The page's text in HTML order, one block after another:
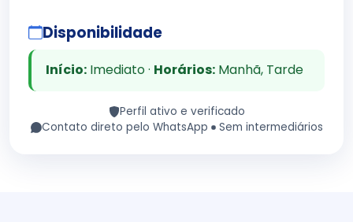
Disponibilidade
Início:Imediato · Horários:Manhã, Tarde
Perfil ativo e verificado
Contato direto pelo WhatsApp
Sem intermediários